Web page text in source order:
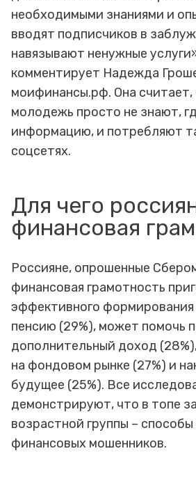
необходимыми знаниями и
вводят подписчиков в
навязывают ненужные
комментирует Надежда
моифинансы.рф. Она считает,
молодежь просто не знают,
информацию, и потребляют
соцсетях.
Для чего
финансовая
Россияне, опрошенные
финансовая грамотность
эффективного формирования
пенсию (29%), может помочь
дополнительный доход
на фондовом рынке (27%) и
будущее (25%). Все
демонстрируют, что в топе
возрастной группы –
финансовых мошенников.